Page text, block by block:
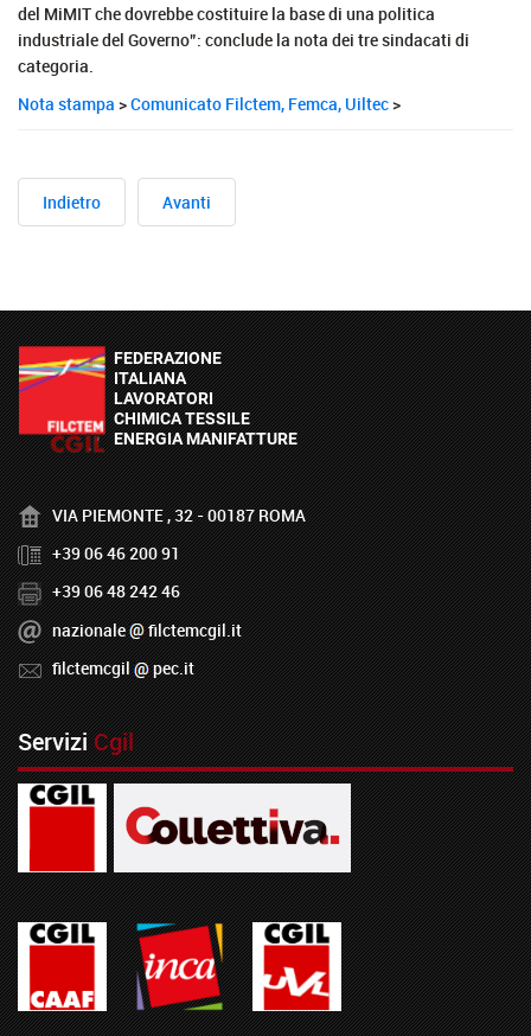
del MiMIT che dovrebbe costituire la base di una politica
industriale del Governo”: conclude la nota dei tre sindacati di
categoria.
Nota stampa >Comunicato Filctem, Femca, Uiltec>
Indietro Avanti
VIA PIEMONTE , 32 - 00187 ROMA
+39 06 46 200 91
+39 06 48 242 46
nazionale
filctemcgil.it
filctemcgil
pec.it
ServiziCgil